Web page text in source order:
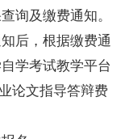
询及缴费通知。
后，根据缴费通
学考试教学平台
论文指导答辩费